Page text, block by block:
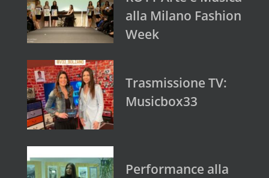
alla Milano Fashion
Week
Trasmissione TV:
Musicbox33
Performance alla